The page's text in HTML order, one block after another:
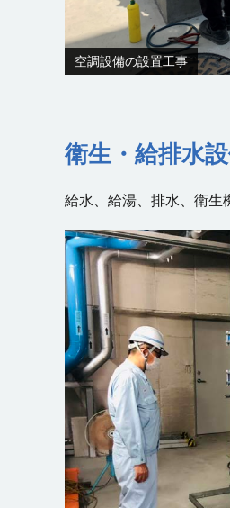
空調設備の設置工事
衛生・給排水
給水、給湯、排水、衛生